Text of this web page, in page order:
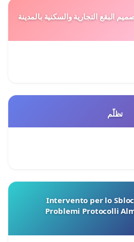
البقع التجارية والسكنية بالمدينة
تظلّم
Intervento per lo
Problemi Protocolli